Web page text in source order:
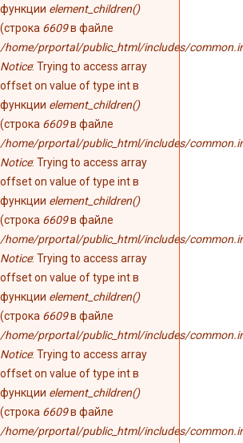
функции element_children()
(строка 6609в файле
/home/prportal/public_html/includes/
Notice: Trying to access array
offset on value of type int в
функции element_children()
(строка 6609в файле
/home/prportal/public_html/includes/
Notice: Trying to access array
offset on value of type int в
функции element_children()
(строка 6609в файле
/home/prportal/public_html/includes/
Notice: Trying to access array
offset on value of type int в
функции element_children()
(строка 6609в файле
/home/prportal/public_html/includes/
Notice: Trying to access array
offset on value of type int в
функции element_children()
(строка 6609в файле
/home/prportal/public_html/includes/